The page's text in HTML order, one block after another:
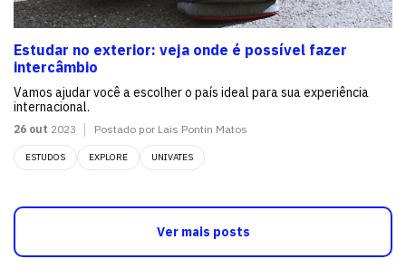
Estudar no exterior: veja onde é possível fazer
intercâmbio
Vamos ajudar você a escolher o país ideal para sua experiência
internacional.
26 out 2023 Postado por Lais Pontin Matos
ESTUDOS EXPLORE UNIVATES
Ver mais posts